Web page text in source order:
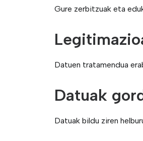
Gure zerbitzuak eta
Datuen tratamendua
Datuak
Datuak bildu ziren